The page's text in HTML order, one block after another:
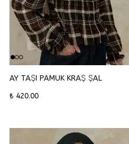
AY TAŞI PAMUK KRAŞ ŞAL
₺ 420.00